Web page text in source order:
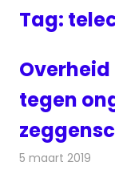
Tag:
tegen
5 maart 2019